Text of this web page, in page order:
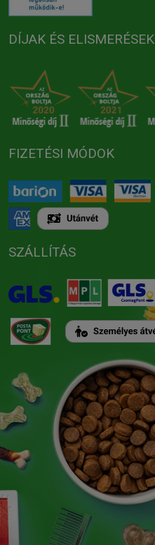
DÍJAK ÉS ELISMERÉSEK
FIZETÉSI MÓDOK
SZÁLLÍTÁS